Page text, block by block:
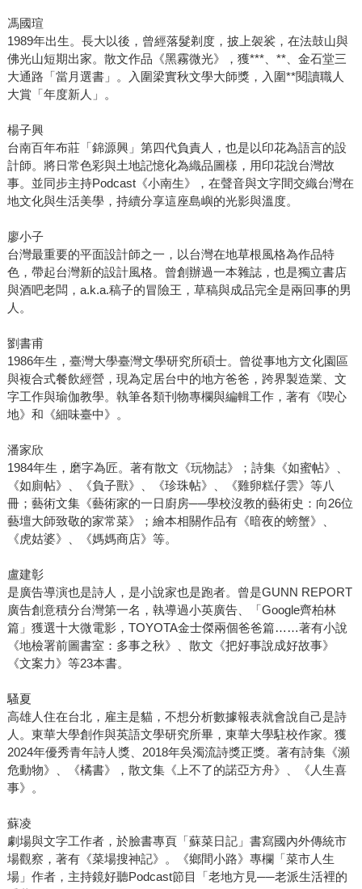
馮國瑄
1989年出生。長大以後，曾經落髮剃度，披上袈裟，在法鼓山與
佛光山短期出家。散文作品《黑霧微光》，獲***、**、金石堂三
大通路「當月選書」。入圍梁實秋文學大師獎，入圍**閱讀職人
大賞「年度新人」。
楊子興
台南百年布莊「錦源興」第四代負責人，也是以印花為語言的設
計師。將日常色彩與土地記憶化為織品圖樣，用印花說台灣故
事。並同步主持Podcast《小南生》，在聲音與文字間交織台灣在
地文化與生活美學，持續分享這座島嶼的光影與溫度。
廖小子
台灣最重要的平面設計師之一，以台灣在地草根風格為作品特
色，帶起台灣新的設計風格。曾創辦過一本雜誌，也是獨立書店
與酒吧老闆，a.k.a.稿子的冒險王，草稿與成品完全是兩回事的男
人。
劉書甫
1986年生，臺灣大學臺灣文學研究所碩士。曾從事地方文化園區
與複合式餐飲經營，現為定居台中的地方爸爸，跨界製造業、文
字工作與瑜伽教學。執筆各類刊物專欄與編輯工作，著有《喫心
地》和《細味臺中》。
潘家欣
1984年生，磨字為匠。著有散文《玩物誌》；詩集《如蜜帖》、
《如廁帖》、《負子獸》、《珍珠帖》、《雞卵糕仔雲》等八
冊；藝術文集《藝術家的一日廚房──學校沒教的藝術史：向26位
藝壇大師致敬的家常菜》；繪本相關作品有《暗夜的螃蟹》、
《虎姑婆》、《媽媽商店》等。
盧建彰
是廣告導演也是詩人，是小說家也是跑者。曾是GUNN REPORT
廣告創意積分台灣第一名，執導過小英廣告、「Google齊柏林
篇」獲選十大微電影，TOYOTA金士傑兩個爸爸篇……著有小說
《地檢署前圖書室：多事之秋》、散文《把好事說成好故事》
《文案力》等23本書。
騷夏
高雄人住在台北，雇主是貓，不想分析數據報表就會說自己是詩
人。東華大學創作與英語文學研究所畢，東華大學駐校作家。獲
2024年優秀青年詩人獎、2018年吳濁流詩獎正獎。著有詩集《瀕
危動物》、《橘書》，散文集《上不了的諾亞方舟》、《人生喜
事》。
蘇凌
劇場與文字工作者，於臉書專頁「蘇菜日記」書寫國內外傳統市
場觀察，著有《菜場搜神記》。《鄉間小路》專欄「菜市人生
場」作者，主持鏡好聽Podcast節目「老地方見──老派生活裡的